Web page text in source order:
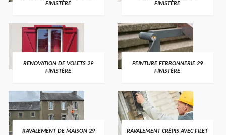
FINISTÈRE
FINISTÈRE
RENOVATION DE VOLETS 29
FINISTÈRE
PEINTURE FERRONNERIE 29
FINISTÈRE
RAVALEMENT DE MAISON 29
RAVALEMENT CRÉPIS AVEC FILET